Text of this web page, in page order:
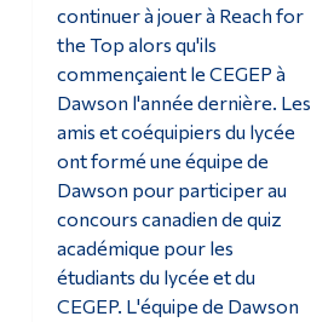
continuer à jouer à Reach for
the Top alors qu'ils
commençaient le CEGEP à
Dawson l'année dernière. Les
amis et coéquipiers du lycée
ont formé une équipe de
Dawson pour participer au
concours canadien de quiz
académique pour les
étudiants du lycée et du
CEGEP. L'équipe de Dawson